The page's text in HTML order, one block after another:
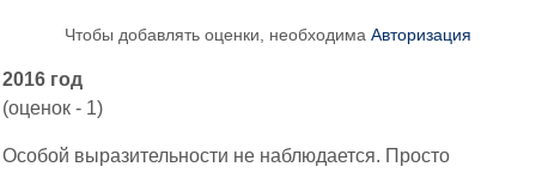
Чтобы добавлять оценки, необходима Авторизация
2016 год
(оценок - 1)
Особой выразительности не наблюдается. Просто